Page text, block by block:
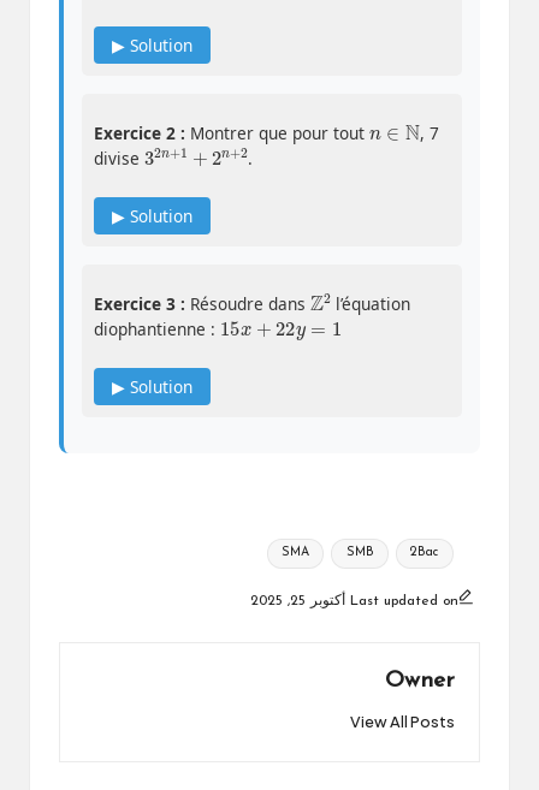
▶ Solution
Exercice 2 : Montrer que pour tout
N
, 7
divise
32n + 1+2n+
2
.
▶ Solution
Exercice 3 : Résoudre dans
Z
2
l’équation
diophantienne :
15x+ 22y= 1
▶ Solution
Tags:
SMA SMB 2Bac
Last updated on أكتوبر 25, 2025
Owner
View All Posts